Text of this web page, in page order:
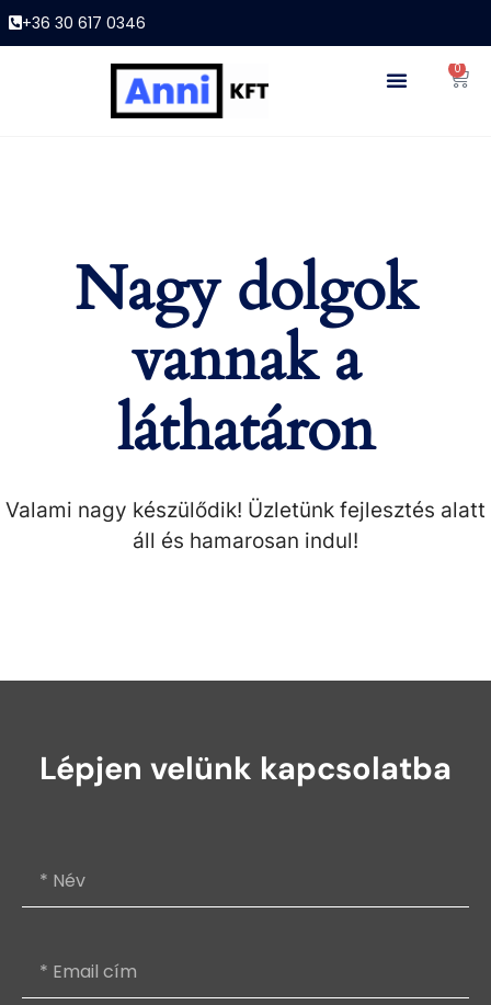
+36 30 617 0346
0
Nagy dolgok
vannak a
láthatáron
Valami nagy készülődik! Üzletünk fejlesztés alatt
áll és hamarosan indul!
Lépjen velünk kapcsolatba